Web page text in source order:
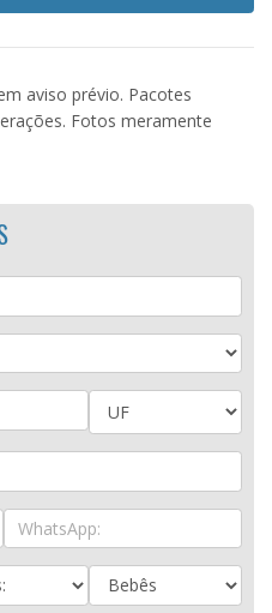
aviso prévio. Pacotes
Fotos meramente